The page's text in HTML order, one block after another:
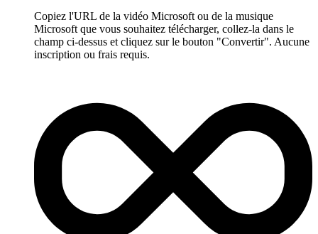
Copiez l'URL de la vidéo Microsoft ou de la musique
Microsoft que vous souhaitez télécharger, collez-la dans le
champ ci-dessus et cliquez sur le bouton "Convertir". Aucune
inscription ou frais requis.